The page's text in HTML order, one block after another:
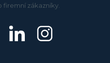
firemní zákazníky.